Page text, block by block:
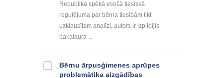
Republikā spēkā esošā tiesiskā
regulējuma par bērna tiesībām tikt
uzklausītam analīzi, autors ir izpildījis
bakalaura ...
Bērnu ārpusģimenes aprūpes
problemātika aizgādības